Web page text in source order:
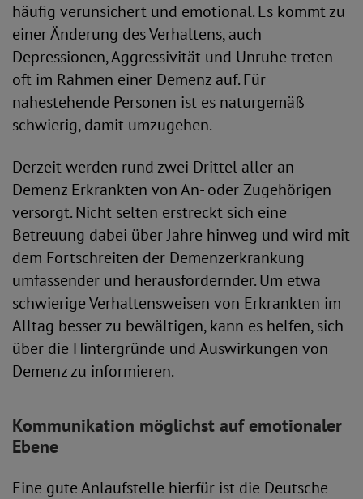
häufig verunsichert und emotional. Es kommt zu
einer Änderung des Verhaltens, auch
Depressionen, Aggressivität und Unruhe treten
oft im Rahmen einer Demenz auf. Für
nahestehende Personen ist es naturgemäß
schwierig, damit umzugehen.
Derzeit werden rund zwei Drittel aller an
Demenz Erkrankten von An- oder Zugehörigen
versorgt. Nicht selten erstreckt sich eine
Betreuung dabei über Jahre hinweg und wird mit
dem Fortschreiten der Demenzerkrankung
umfassender und herausfordernder. Um etwa
schwierige Verhaltensweisen von Erkrankten im
Alltag besser zu bewältigen, kann es helfen, sich
über die Hintergründe und Auswirkungen von
Demenz zu informieren.
Kommunikation möglichst auf emotionaler
Ebene
Eine gute Anlaufstelle hierfür ist die Deutsche